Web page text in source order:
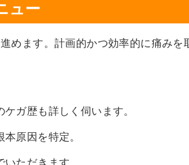
ュー
めます。計画的かつ効率的に痛みを
ガ歴も詳しく伺います。
原因を特定。
ただきます。